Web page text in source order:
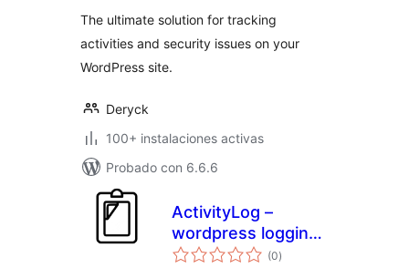
The ultimate solution for tracking
activities and security issues on your
WordPress site.
Deryck
100+ instalaciones activas
Probado con 6.6.6
ActivityLog –
wordpress logging
for actions inside
(0total
de
)